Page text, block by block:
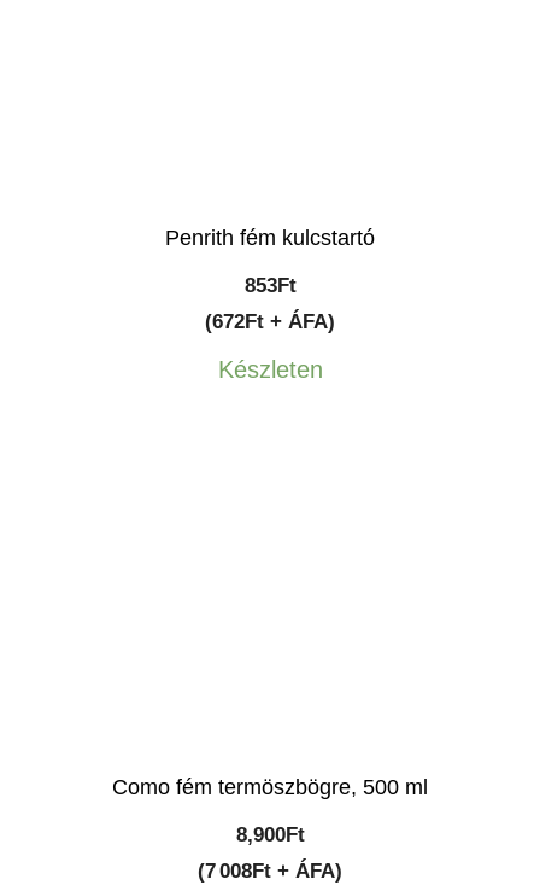
Penrith fém kulcstartó
853Ft
(672Ft + ÁFA)
Készleten
Como fém termöszbögre, 500 ml
8,900Ft
(7 008Ft + ÁFA)